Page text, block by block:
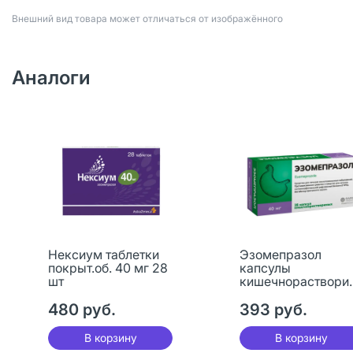
Bнешний вид товара может отличаться от изображённого
Аналоги
Нексиум таблетки
покрыт.об. 40 мг 28
шт
480 руб.
В корзину
Эзомепразол
капсулы
393 руб.
В корзину